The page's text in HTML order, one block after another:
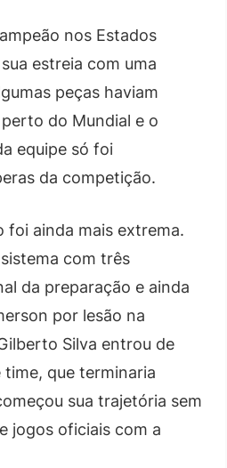
nos Estados
estreia com uma
peças haviam
do Mundial e o
equipe só foi
da competição.
foi ainda mais extrema.
com três
da preparação e ainda
por lesão na
Silva entrou de
time, que terminaria
sua trajetória sem
jogos oficiais com a